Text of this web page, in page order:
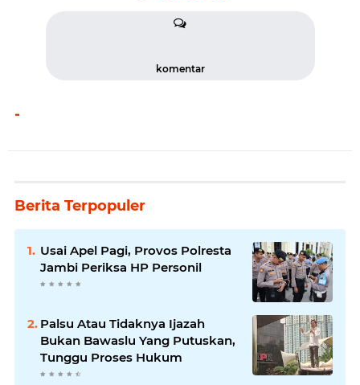
komentar
-
Berita Terpopuler
Usai Apel Pagi, Provos Polresta
Jambi Periksa HP Personil
Palsu Atau Tidaknya Ijazah
Bukan Bawaslu Yang Putuskan,
Tunggu Proses Hukum